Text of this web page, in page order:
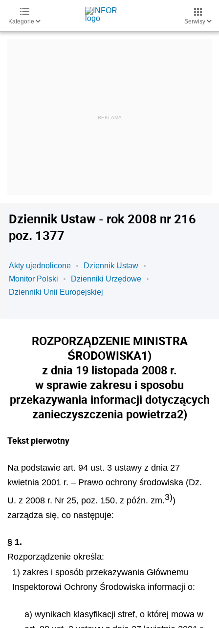
Kategorie Serwisy
Dziennik Ustaw - rok 2008 nr 216
poz. 1377
Akty ujednolicone
Dziennik Ustaw
Monitor Polski
Dzienniki Urzędowe
Dzienniki Unii Europejskiej
ROZPORZĄDZENIE MINISTRA
ŚRODOWISKA1)
z dnia 19 listopada 2008 r.
w sprawie zakresu i sposobu
przekazywania informacji dotyczących
zanieczyszczenia powietrza2)
Tekst pierwotny
Na podstawie art. 94 ust. 3 ustawy z dnia 27
kwietnia 2001 r. – Prawo ochrony środowiska (Dz.
U. z 2008 r. Nr 25, poz. 150, z późn. zm.3))
zarządza się, co następuje:
§ 1.
Rozporządzenie określa:
1) zakres i sposób przekazywania Głównemu
Inspektorowi Ochrony Środowiska informacji o:
a) wynikach klasyfikacji stref, o której mowa w